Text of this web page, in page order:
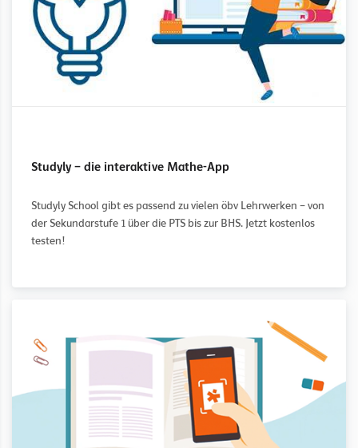
Studyly – die interaktive Mathe-App
Studyly School gibt es passend zu vielen öbv Lehrwerken – von
der Sekundarstufe 1 über die PTS bis zur BHS. Jetzt kostenlos
testen!